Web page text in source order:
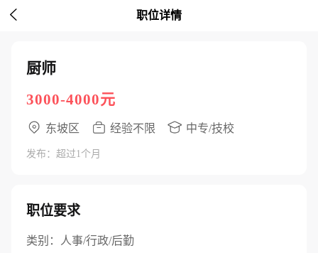
 职位详情
厨师
3000-4000元
东坡区 经验不限 中专/技校
发布：超过1个月
职位要求
类别：
人事/行政/后勤